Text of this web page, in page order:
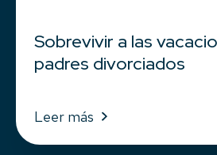
Sobrevivir a las
padres divorciados
Leer más